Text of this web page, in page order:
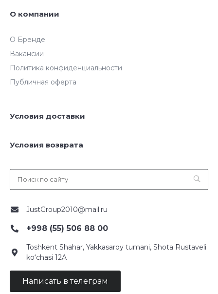
О компании
О Бренде
Вакансии
Политика конфиденциальности
Публичная оферта
Условия доставки
Условия возврата
JustGroup2010@mail.ru
+998 (55) 506 88 00
Toshkent Shahar, Yakkasaroy tumani, Shota Rustaveli
ko‘chasi 12A
Написать в телеграм